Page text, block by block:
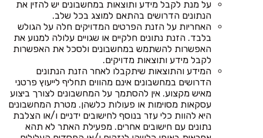
על מנת לקבל מידע ותוצאות במחשבונים יש להזין את
הנתונים הדרושים בהתאם למוצג בכל שלב.
האחריות על הזנת הפרטים המדויקים חלה על הגולש
בלבד. הזנת נתונים חלקיים או שגויים עלולה למנוע את
האפשרות להשתמש במחשבונים ולסכל את האפשרות
לקבל מידע ותוצאות מדויקים.
המידע והתוצאות שיתקבלו לאחר הזנת הנתונים
הדרושים במחשבונים אינם מהווים תחליף לייעוץ פרטני
מאיש מקצוע. אין להסתמך על המחשבונים לצורך ביצוע
עסקאות מסוימות או פעולות כלשהן. מטרת המחשבונים
היא להוות כלי עזר בנוסף לחישובים ידניים ו/או הצלבת
נתונים עם חישובים אחרים. מפעילת האתר לא תהא